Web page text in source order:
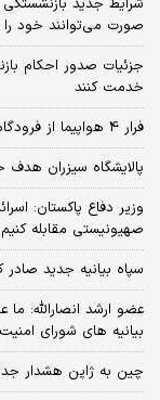
شرایط جدید بازنشستگی
صورت می‌توانند خود را
خدمت کنند
فرار 4 هواپیما از فرودگاه عربستان/ ماجرا چیست؟
پالایشگاه سیزران هدف
وزیر دفاع پاکستان:
صهیونیستی مقابله کنیم
سپاه بیانیه جدید صادر
عضو ارشد انصارالله:
بیانیه‌ های شورای
چین به ژاپن هشدار